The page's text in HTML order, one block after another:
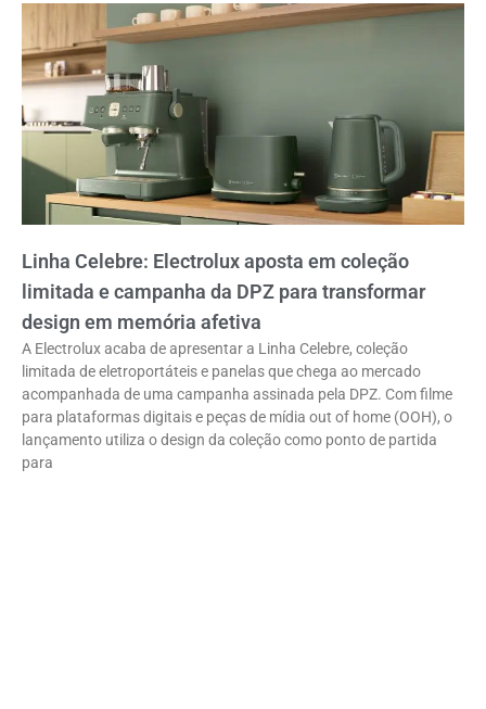
Linha Celebre: Electrolux aposta em coleção
limitada e campanha da DPZ para transformar
design em memória afetiva
A Electrolux acaba de apresentar a Linha Celebre, coleção
limitada de eletroportáteis e panelas que chega ao mercado
acompanhada de uma campanha assinada pela DPZ. Com filme
para plataformas digitais e peças de mídia out of home (OOH), o
lançamento utiliza o design da coleção como ponto de partida
para